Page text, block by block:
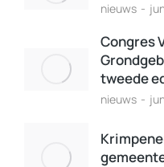
nieuws
Congres
tweede
nieuws